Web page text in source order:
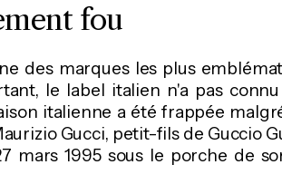
fou
des marques les plus
le label italien n'a pas
italienne a été frappée
Gucci, petit-fils de Guccio
mars 1995 sous le porche de